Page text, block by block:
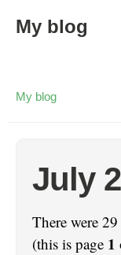
My blog
My blog
July
There were
(this is page 1